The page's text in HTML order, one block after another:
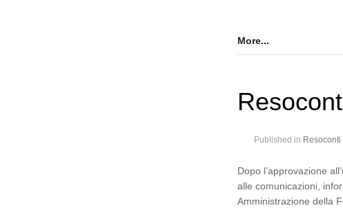
More...
Published in
Dopo l’approvazione
alle comunicazioni,
Amministrazione della